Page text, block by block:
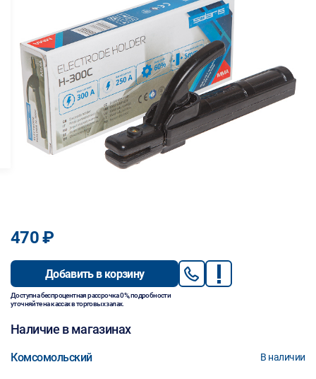
470 ₽
Добавить в корзину
Доступна беспроцентная рассрочка 0%, подробности
уточняйте на кассах в торговых залах.
Наличие в магазинах
Комсомольский В наличии